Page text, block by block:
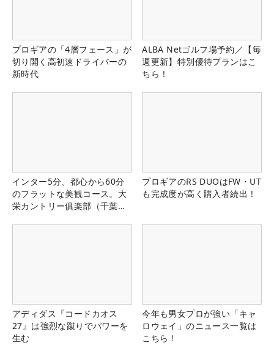
プロギアの「4層フェース」が
切り開く高初速ドライバーの
新時代
ALBA Netゴルフ場予約／【毎
週更新】特別優待プランはこ
ちら！
インター5分、都心から60分
のフラットな美観コース。大
栄カントリー俱楽部（千葉
プロギアのRS DUOはFW・UT
も完成度が高く購入者続出！
アディダス『コードカオス
27』は強烈な蹴りでパワーを
生む
今年も男女プロが強い「キャ
ロウェイ」のニュース一覧は
こちら！